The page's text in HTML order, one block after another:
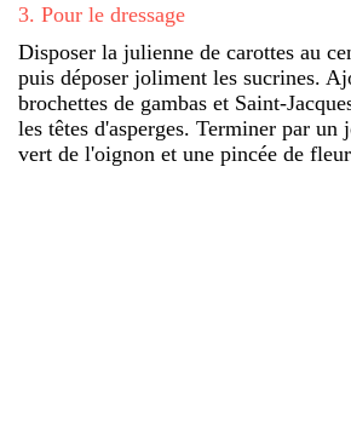
3. Pour le dressage
Disposer la julienne de carottes au
puis déposer joliment les sucrines.
brochettes de gambas et Saint-
les têtes d'asperges. Terminer par
vert de l'oignon et une pincée de